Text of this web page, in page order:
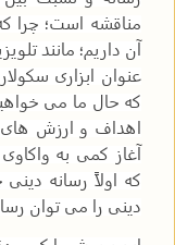
مناقشه است؛ چرا
آن داریم؛ مانند
عنوان ابزاری
که حال ما می
اهداف و ارزش های
آغاز کمی به واکاوی
که اولاً رسانه
دینی را می توان